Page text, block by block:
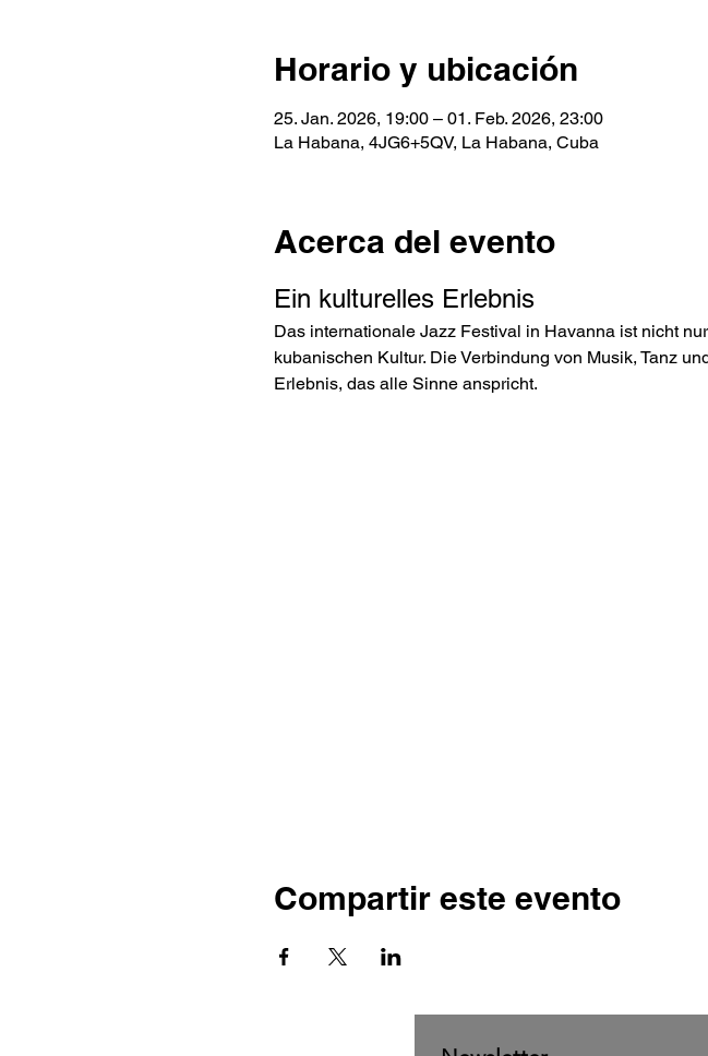
Horario y ubicación
25. Jan. 2026, 19:00 – 01. Feb. 2026, 23:00
La Habana, 4JG6+5QV, La Habana, Cuba
Acerca del evento
Ein kulturelles Erlebnis
Das internationale Jazz Festival in Havanna ist nicht
kubanischen Kultur. Die Verbindung von Musik, Tanz
Erlebnis, das alle Sinne anspricht.
Compartir este evento